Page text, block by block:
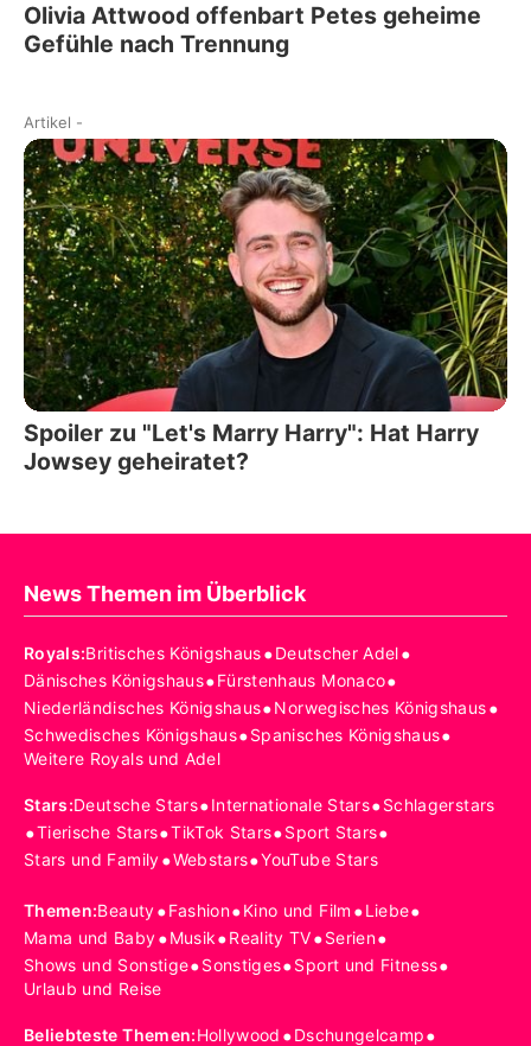
Olivia Attwood offenbart Petes geheime
Gefühle nach Trennung
Artikel -
Spoiler zu "Let's Marry Harry": Hat Harry
Jowsey geheiratet?
News Themen im Überblick
Royals:Britisches Königshaus•Deutscher Adel•
Dänisches Königshaus•Fürstenhaus Monaco•
Niederländisches Königshaus•Norwegisches Königshaus•
Schwedisches Königshaus•Spanisches Königshaus•
Weitere Royals und Adel
Stars:Deutsche Stars•Internationale Stars•Schlagerstars
•Tierische Stars•TikTok Stars•Sport Stars•
Stars und Family•Webstars•YouTube Stars
Themen:Beauty•Fashion•Kino und Film •Liebe•
Mama und Baby•Musik•Reality TV•Serien•
Shows und Sonstige•Sonstiges•Sport und Fitness•
Urlaub und Reise
Beliebteste Themen:Hollywood •Dschungelcamp•